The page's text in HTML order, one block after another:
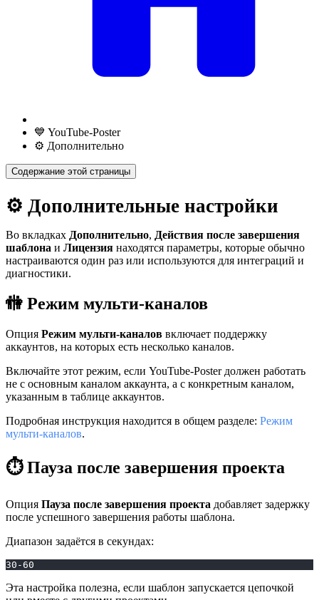
💙 YouTube-Poster
⚙️ Дополнительно
Содержание этой страницы
⚙️ Дополнительные настройки
Во вкладках Дополнительно, Действия после завершения
шаблона и Лицензия находятся параметры, которые обычно
настраиваются один раз или используются для интеграций и
диагностики.
🚻 Режим мульти-каналов
Опция Режим мульти-каналов включает поддержку
аккаунтов, на которых есть несколько каналов.
Включайте этот режим, если YouTube-Poster должен работать
не с основным каналом аккаунта, а с конкретным каналом,
указанным в таблице аккаунтов.
Подробная инструкция находится в общем разделе: Режим
мульти-каналов.
⏱️ Пауза после завершения проекта
Опция Пауза после завершения проекта добавляет задержку
после успешного завершения работы шаблона.
Диапазон задаётся в секундах:
30-60
Эта настройка полезна, если шаблон запускается цепочкой